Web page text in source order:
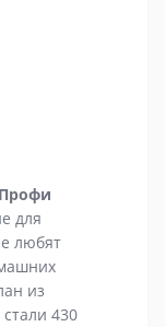
для
любят
из
430